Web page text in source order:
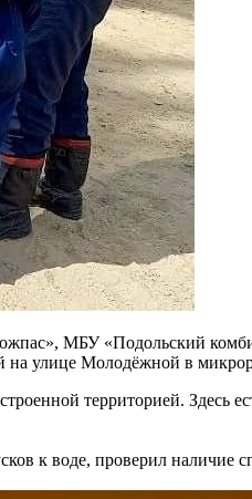
МБУ «Подольский
на улице Молодёжной в
территорией. Здесь
к воде, проверил наличие